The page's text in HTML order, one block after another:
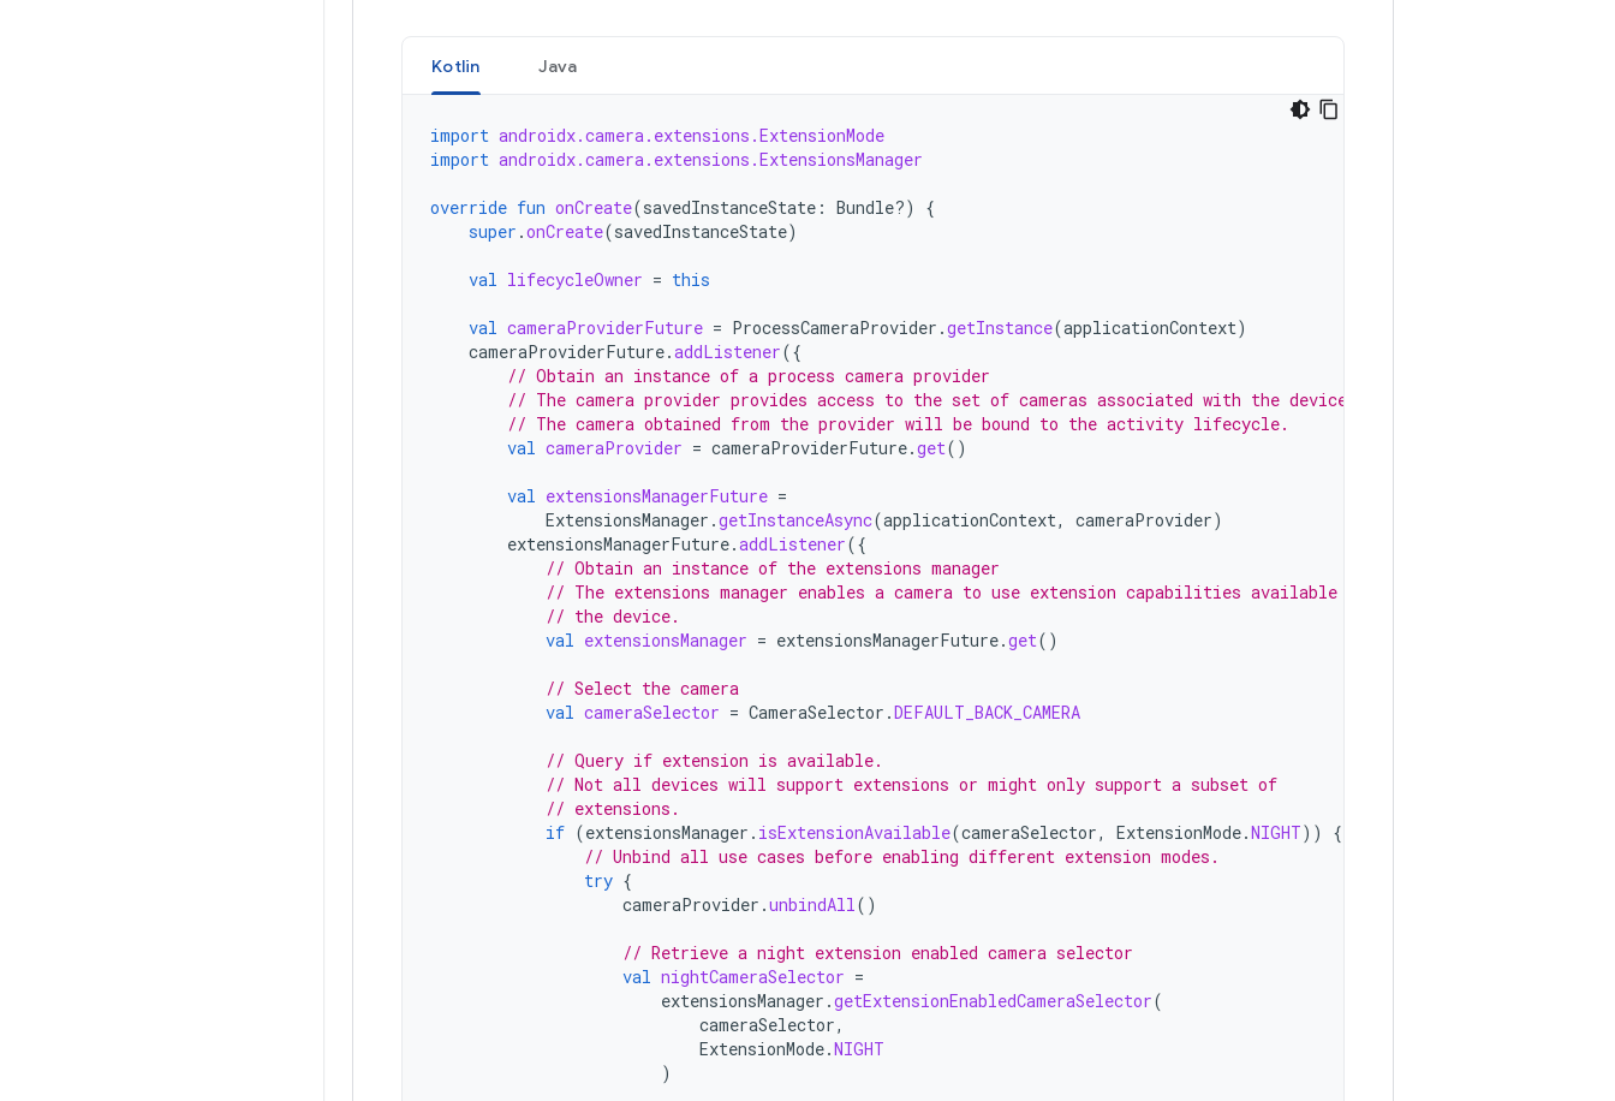
Kotlin Java
import androidx.camera.extensions.ExtensionMode
import androidx.camera.extensions.ExtensionsManager
override fun onCreate(savedInstanceState : Bundle?)
{
super .onCreate(savedInstanceState)
val lifecycleOwner = this
val cameraProviderFuture = ProcessCameraProvider .getInstance(applicationContext)
cameraProviderFuture.addListener({
// Obtain an instance of a process camera provider
// The camera provider provides access to the set of cameras associated with the device.
// The camera obtained from the provider will be bound to the activity lifecycle.
val cameraProvider = cameraProviderFuture.get()
val extensionsManagerFuture =
ExtensionsManager .getInstanceAsync(applicationContext, cameraProvider)
extensionsManagerFuture.addListener({
// Obtain an instance of the extensions manager
// The extensions manager enables a camera to use extension capabilities available on
// the device.
val extensionsManager = extensionsManagerFuture.get()
// Select the camera
val cameraSelector = CameraSelector .DEFAULT_BACK_CAMERA
// Query if extension is available.
// Not all devices will support extensions or might only support a subset of
// extensions.
if (extensionsManager . isExtensionAvailable(cameraSelector, ExtensionMode.NIGHT))
{
// Unbind all use cases before enabling different extension modes.
try {
cameraProvider .unbindAll()
// Retrieve a night extension enabled camera selector
val nightCameraSelector =
extensionsManager .getExtensionEnabledCameraSelector(
cameraSelector,
ExtensionMode.NIGHT
)